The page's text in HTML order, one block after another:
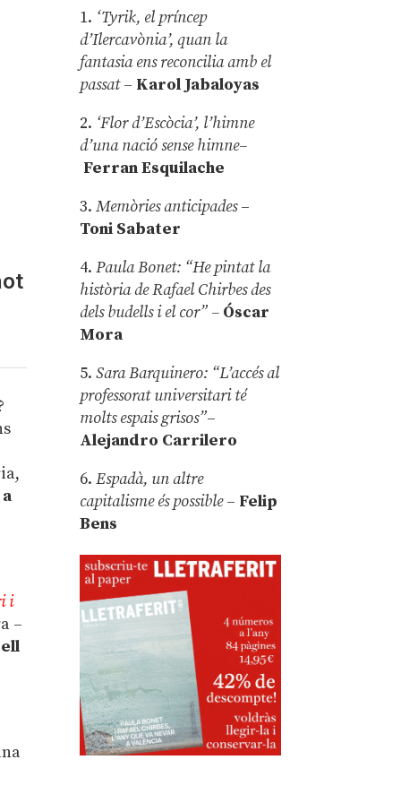
i
–
1. ‘Tyrik, el príncep
d’Ilercavònia’, quan la
fantasia ens reconcilia amb el
passat– Karol Jabaloyas
2. ‘Flor d’Escòcia’, l’himne
d’una nació sense himne–
Ferran Esquilache
3.Memòries anticipades–
Toni Sabater
4.Paula Bonet: “He pintat la
història de Rafael Chirbes des
dels budells i el cor” – Óscar
Mora
5.Sara Barquinero: “L’accés al
professorat universitari té
molts espais grisos”–
Alejandro Carrilero
6.Espadà, un altre
capitalisme és possible – Felip
Bens